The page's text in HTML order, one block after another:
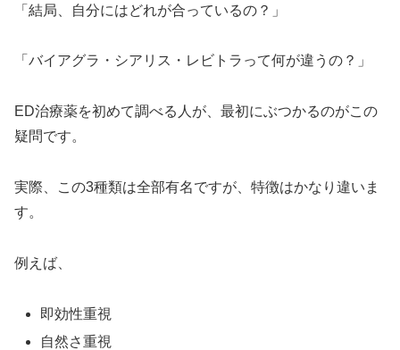
「結局、自分にはどれが合っているの？」
「バイアグラ・シアリス・レビトラって何が違うの？」
ED治療薬を初めて調べる人が、最初にぶつかるのがこの
疑問です。
実際、この3種類は全部有名ですが、特徴はかなり違いま
す。
例えば、
即効性重視
自然さ重視